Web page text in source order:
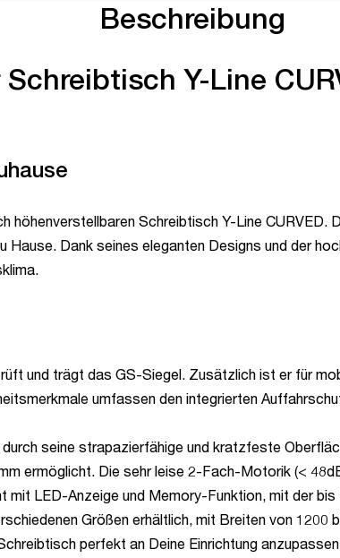
Beschreibung
Y-Line
höhenverstellbaren Schreibtisch Y-Line
Dank seines eleganten Designs und der
und trägt das GS-Siegel. Zusätzlich ist er für
umfassen den integrierten
durch seine strapazierfähige und kratzfeste
ermöglicht. Die sehr leise 2-Fach-Motorik (<
mit LED-Anzeige und Memory-Funktion, mit der
Größen erhältlich, mit Breiten von
perfekt an Deine Einrichtung